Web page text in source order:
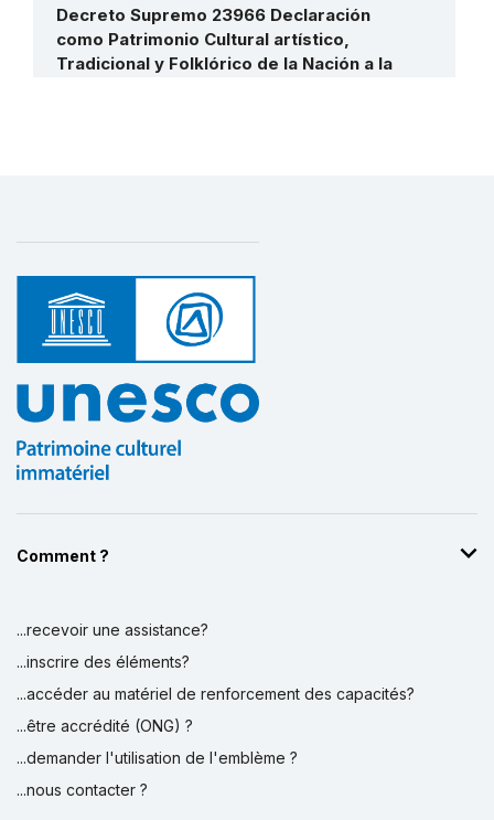
Decreto Supremo 23966 Declaración
como Patrimonio Cultural artístico,
Tradicional y Folklórico de la Nación a la
Comment ?
...recevoir une assistance?
...inscrire des éléments?
...accéder au matériel de renforcement des capacités?
...être accrédité (ONG) ?
...demander l'utilisation de l'emblème ?
...nous contacter ?